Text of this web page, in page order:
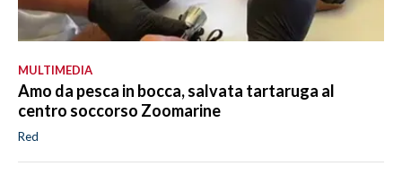
MULTIMEDIA
Amo da pesca in bocca, salvata tartaruga al
centro soccorso Zoomarine
Red